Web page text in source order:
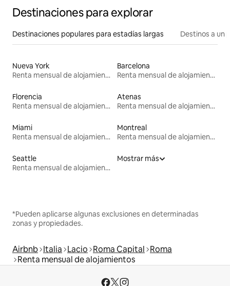
Destinaciones para explorar
Destinaciones populares para estadías largas Destinos a un
Nueva York
Renta mensual de alojamientos
Barcelona
Renta mensual de alojamientos
Florencia
Renta mensual de alojamientos
Atenas
Renta mensual de alojamientos
Miami
Renta mensual de alojamientos
Montreal
Renta mensual de alojamientos
Seattle
Renta mensual de alojamientos
Mostrar más
*Pueden aplicarse algunas exclusiones en determinadas
zonas y propiedades.
Airbnb Italia Lacio Roma Capital Roma
Renta mensual de alojamientos